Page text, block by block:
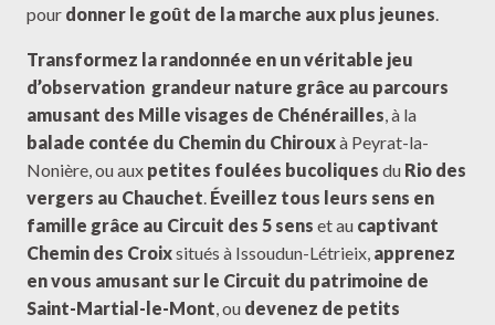
pour donner le goût de la marche aux plus jeunes.
Transformez la randonnée en un véritable jeu
d’observation grandeur nature grâce au parcours
amusant des Mille visages de Chénérailles, à la
balade contée du Chemin du Chirouxà Peyrat-la-
Nonière, ou aux petites foulées bucoliques du Rio des
vergers au Chauchet. Éveillez tous leurs sens en
famille grâce au Circuit des 5 sens et au captivant
Chemin des Croixsitués à Issoudun-Létrieix, apprenez
en vous amusant sur le Circuit du patrimoine de
Saint-Martial-le-Mont, ou devenez de petits